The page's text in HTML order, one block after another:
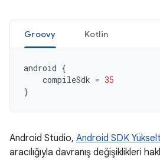
Groovy Kotlin
android {
compileSdk = 35
}
Android Studio, Android SDK
aracılığıyla davranış değişiklikleri